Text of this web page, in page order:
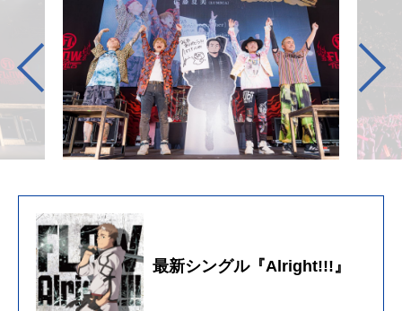
最新シングル『Alright!!!』